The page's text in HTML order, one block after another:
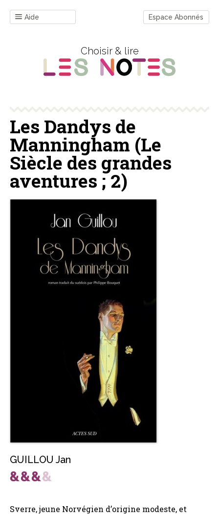
Aide Espace Abonnés
Choisir & lire
Les Dandys de
Manningham (Le
Siècle des grandes
aventures ; 2)
GUILLOU Jan
Sverre, jeune Norvégien d’origine modeste, et